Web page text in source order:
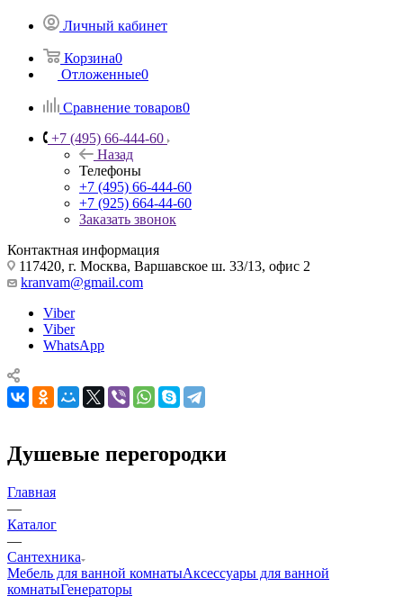
Личный кабинет
Корзина0
Отложенные0
Сравнение товаров0
+7 (495) 66-444-60
Назад
Телефоны
+7 (495) 66-444-60
+7 (925) 664-44-60
Заказать звонок
Контактная информация
117420, г. Москва, Варшавское ш. 33/13, офис 2
kranvam@gmail.com
Viber
Viber
WhatsApp
Душевые перегородки
Главная
—
Каталог
—
Сантехника
Мебель для ванной комнатыАксессуары для ванной
комнатыГенераторы